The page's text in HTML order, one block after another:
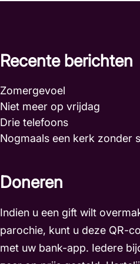
Recente berichten
Zomergevoel
Niet meer op vrijdag
Drie telefoons
Nogmaals een kerk zonder
Doneren
Indien u een gift wilt
parochie, kunt u deze QR-
met uw bank-app. Iedere